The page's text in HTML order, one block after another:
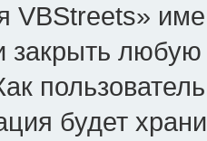
закрыть
будет